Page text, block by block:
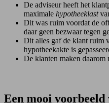
De adviseur heeft het
maximale hypotheeklast
Dit was ruim voordat de
daar geen bezwaar tegen
Dit alles gaf de klant ruim
hypotheekakte is
De klanten maken daarom
Een mooi